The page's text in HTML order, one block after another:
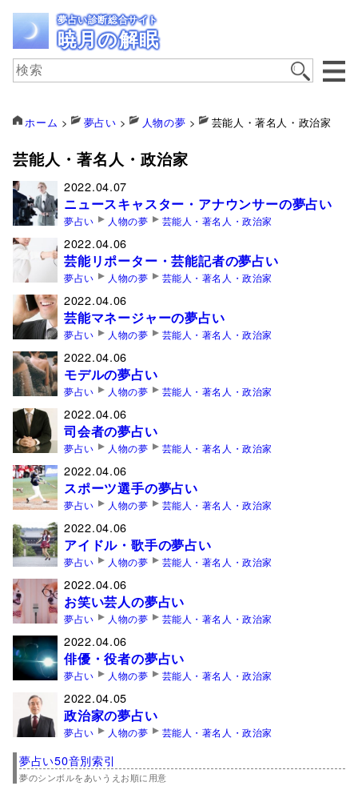
夢占い診断総合サイト
暁月の解眠
ホーム > 夢占い > 人物の夢 > 芸能人・著名人・政治家
芸能人・著名人・政治家
2022.04.07
ニュースキャスター・アナウンサーの夢占い
夢占い 人物の夢 芸能人・著名人・政治家
2022.04.06
芸能リポーター・芸能記者の夢占い
夢占い 人物の夢 芸能人・著名人・政治家
2022.04.06
芸能マネージャーの夢占い
夢占い 人物の夢 芸能人・著名人・政治家
2022.04.06
モデルの夢占い
夢占い 人物の夢 芸能人・著名人・政治家
2022.04.06
司会者の夢占い
夢占い 人物の夢 芸能人・著名人・政治家
2022.04.06
スポーツ選手の夢占い
夢占い 人物の夢 芸能人・著名人・政治家
2022.04.06
アイドル・歌手の夢占い
夢占い 人物の夢 芸能人・著名人・政治家
2022.04.06
お笑い芸人の夢占い
夢占い 人物の夢 芸能人・著名人・政治家
2022.04.06
俳優・役者の夢占い
夢占い 人物の夢 芸能人・著名人・政治家
2022.04.05
政治家の夢占い
夢占い 人物の夢 芸能人・著名人・政治家
夢占い50音別索引
夢のシンボルをあいうえお順に用意